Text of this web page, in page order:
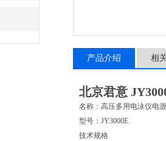
产品介绍 相
北京君意
名称：高压多用电泳仪电源
型号：JY3000E
技术规格